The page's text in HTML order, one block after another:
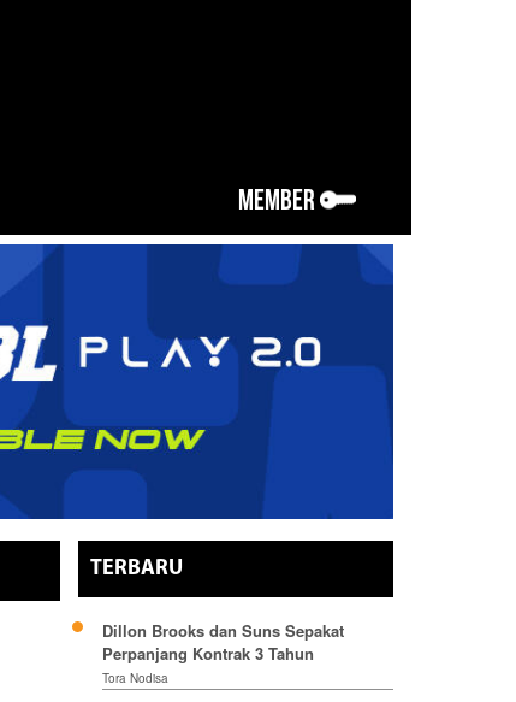
MEMBER
TERBARU
Dillon Brooks dan Suns Sepakat
Perpanjang Kontrak 3 Tahun
Tora Nodisa